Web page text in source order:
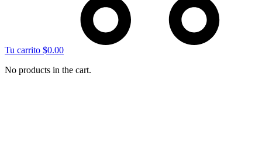
Tu carrito $0.00
No products in the cart.